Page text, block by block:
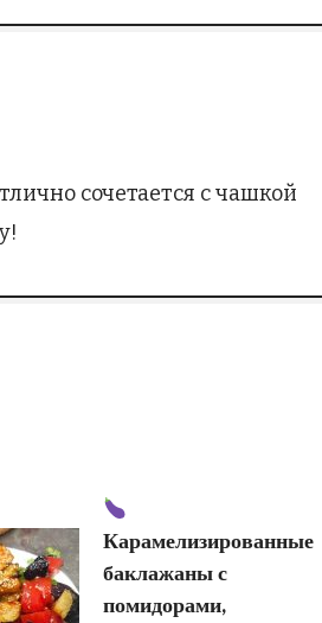
сочетается с чашкой
Карамелизированные
баклажаны с
помидорами,